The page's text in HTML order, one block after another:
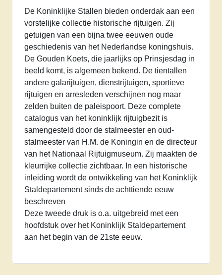
De Koninklijke Stallen bieden onderdak aan een
vorstelijke collectie historische rijtuigen. Zij
getuigen van een bijna twee eeuwen oude
geschiedenis van het Nederlandse koningshuis.
De Gouden Koets, die jaarlijks op Prinsjesdag in
beeld komt, is algemeen bekend. De tientallen
andere galarijtuigen, dienstrijtuigen, sportieve
rijtuigen en arresleden verschijnen nog maar
zelden buiten de paleispoort. Deze complete
catalogus van het koninklijk rijtuigbezit is
samengesteld door de stalmeester en oud-
stalmeester van H.M. de Koningin en de directeur
van het Nationaal Rijtuigmuseum. Zij maakten de
kleurrijke collectie zichtbaar. In een historische
inleiding wordt de ontwikkeling van het Koninklijk
Staldepartement sinds de achttiende eeuw
beschreven
Deze tweede druk is o.a. uitgebreid met een
hoofdstuk over het Koninklijk Staldepartement
aan het begin van de 21ste eeuw.